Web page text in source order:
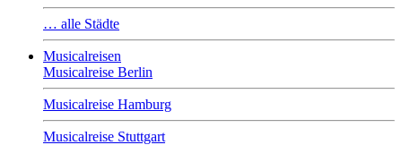
… alle Städte
Musicalreisen
Musicalreise Berlin
Musicalreise Hamburg
Musicalreise Stuttgart